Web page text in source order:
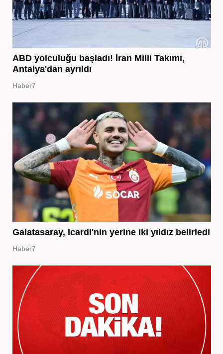
ABD yolculuğu başladı! İran Milli Takımı,
Antalya'dan ayrıldı
Haber7
Galatasaray, Icardi'nin yerine iki yıldız belirledi
Haber7